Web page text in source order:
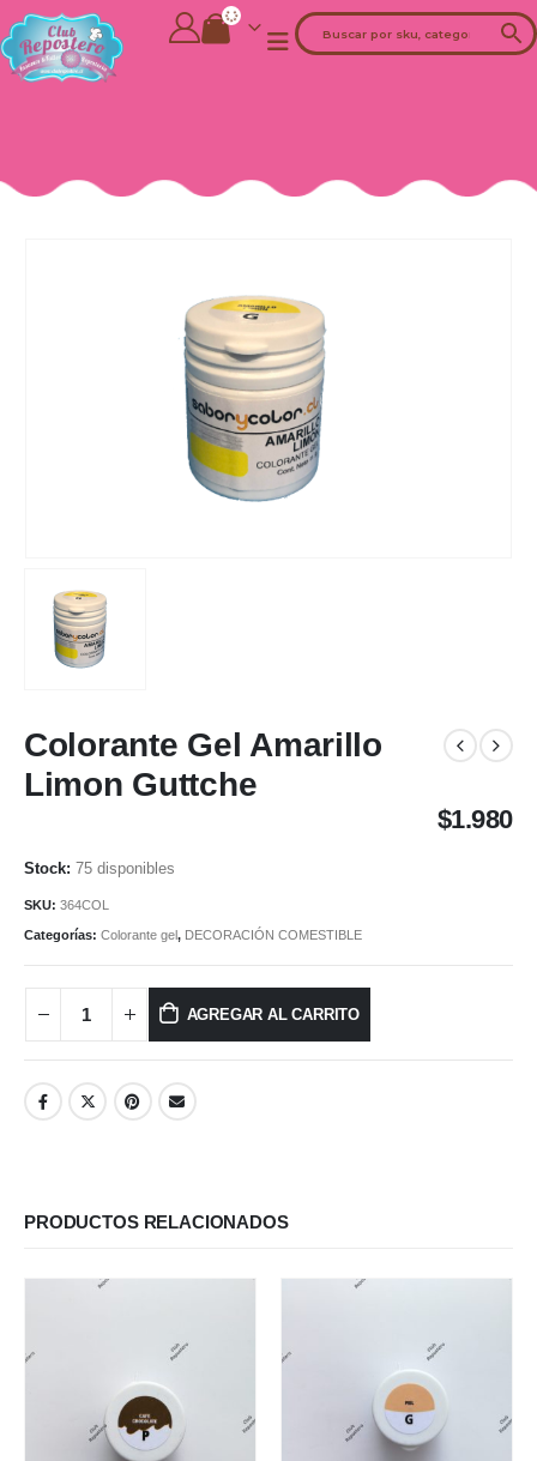
Colorante Gel Amarillo
Limon Guttche
$1.980
75 disponibles
SKU: 364COL
Categorías: Colorante gel, DECORACIÓN COMESTIBLE
AGREGAR AL CARRITO
PRODUCTOS RELACIONADOS